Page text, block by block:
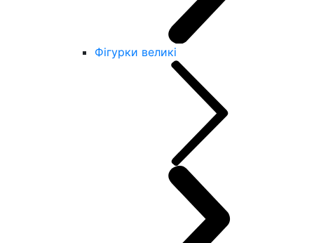
Фігурки великі